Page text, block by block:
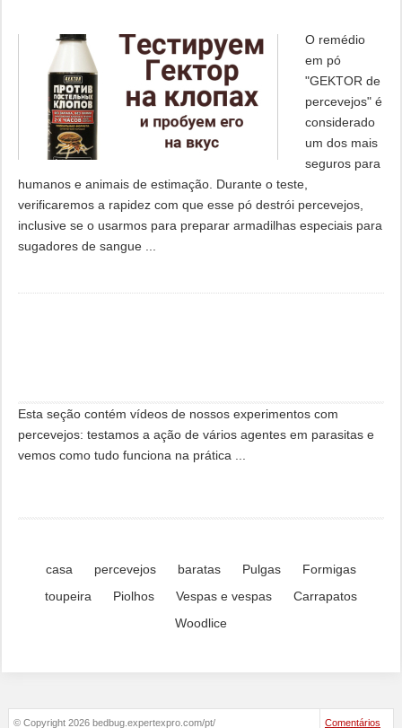
O remédio
em pó
"GEKTOR de
percevejos" é
considerado
um dos mais
seguros para
humanos e animais de estimação. Durante o teste,
verificaremos a rapidez com que esse pó destrói percevejos,
inclusive se o usarmos para preparar armadilhas especiais para
sugadores de sangue ...
Esta seção contém vídeos de nossos experimentos com
percevejos: testamos a ação de vários agentes em parasitas e
vemos como tudo funciona na prática ...
casa percevejos baratas Pulgas
Formigas
toupeira
Piolhos Vespas e vespas
Carrapatos
Woodlice
© Copyright 2026 bedbug.expertexpro.com/pt/ Comentários